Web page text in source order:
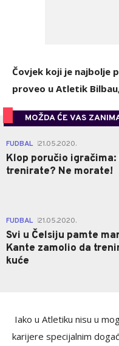
Čovjek koji je najbolje
proveo u Atletik
MOŽDA ĆE VAS
FUDBAL 21.05.2020.
Klop poručio igračima:
trenirate? Ne morate!
FUDBAL 21.05.2020.
Svi u Čelsiju pamte
Kante zamolio da
kuće
Iako u Atletiku nisu u
karijere specijalnim